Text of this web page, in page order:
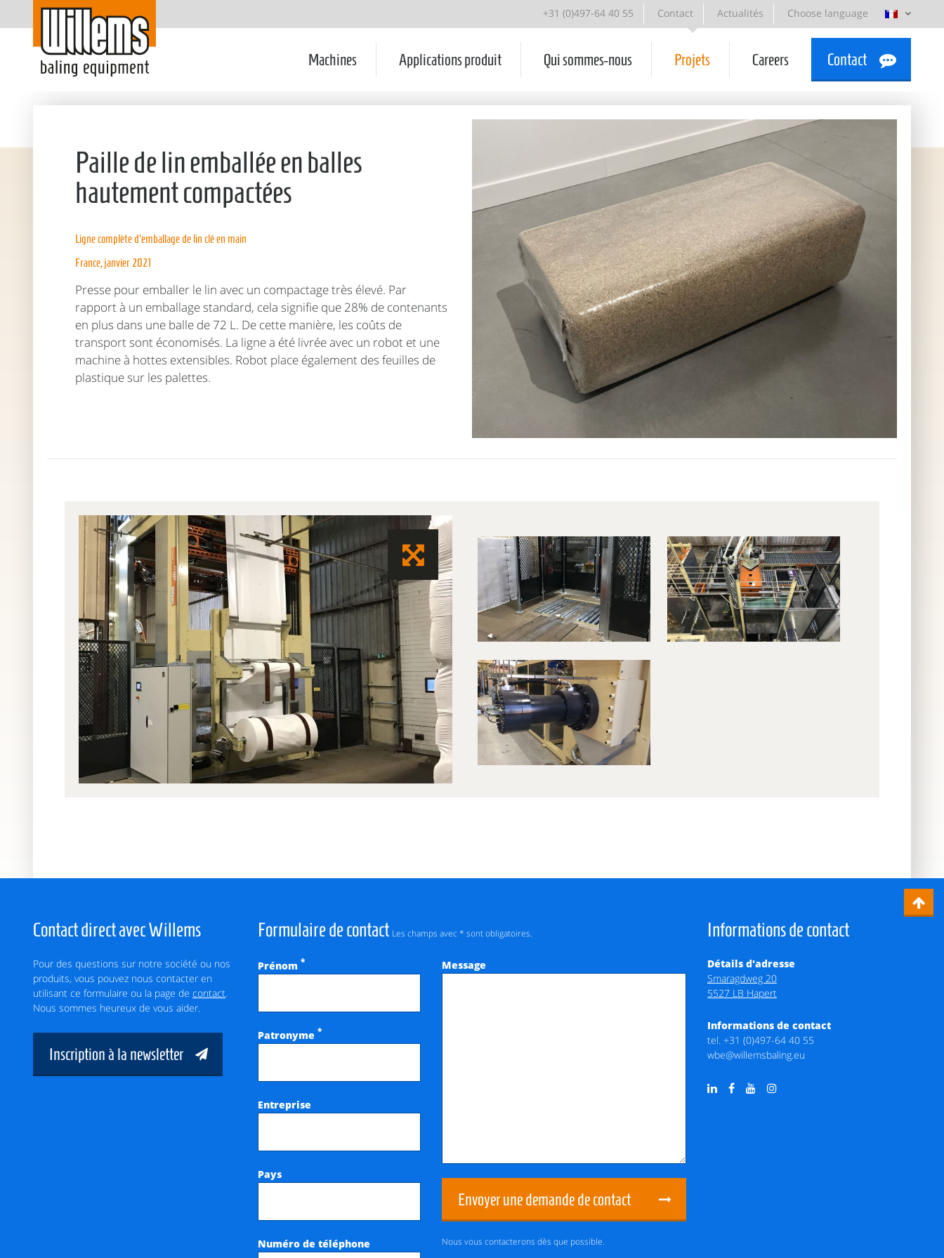
+31 (0)497-64 40 55 Contact Actualités Choose language
Machines Applications produit Qui sommes-nous Projets Careers Contact
Paille de lin emballée en balles
hautement compactées
Ligne complète d'emballage de lin clé en main
France, janvier 2021
Presse pour emballer le lin avec un compactage très élevé. Par
rapport à un emballage standard, cela signifie que 28% de contenants
en plus dans une balle de 72 L. De cette manière, les coûts de
transport sont économisés. La ligne a été livrée avec un robot et une
machine à hottes extensibles. Robot place également des feuilles de
plastique sur les palettes.
Contact direct avec Willems
Pour des questions sur notre société ou nos
produits, vous pouvez nous contacter en
utilisant ce formulaire ou la page de contact.
Nous sommes heureux de vous aider.
Inscription à la newsletter
Formulaire de contact Les champs avec * sont obligatoires.
Prénom *
Patronyme *
Entreprise
Pays
Numéro de téléphone
Message
Envoyer une demande de contact
Nous vous contacterons dès que possible.
Informations de contact
Détails d'adresse
Smaragdweg 20
5527 LB Hapert
Informations de contact
tel. +31 (0)497-64 40 55
wbe@willemsbaling.eu